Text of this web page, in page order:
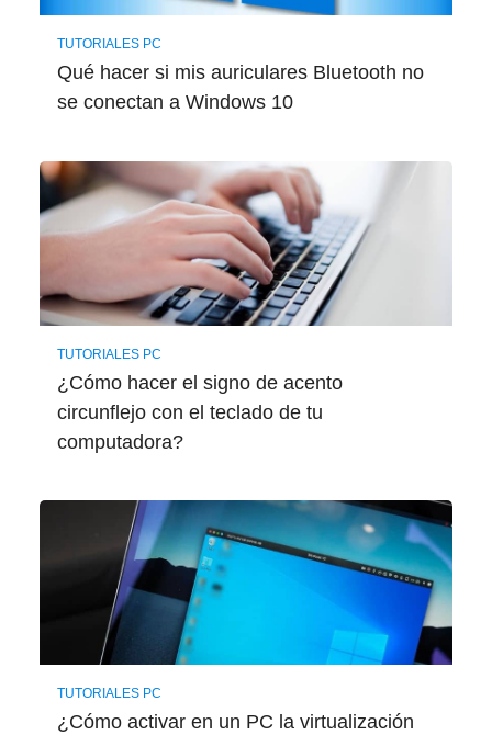
TUTORIALES PC
Qué hacer si mis auriculares Bluetooth no
se conectan a Windows 10
TUTORIALES PC
¿Cómo hacer el signo de acento
circunflejo con el teclado de tu
computadora?
TUTORIALES PC
¿Cómo activar en un PC la virtualización